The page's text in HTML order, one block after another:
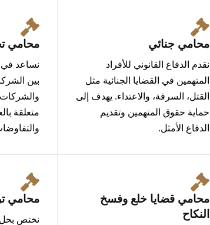
محامي جنائي
نقدم الدفاع القانوني للأفراد
المتهمين في القضايا الجنائية مثل
القتل، السرقة، والاعتداء. يهدف إلى
حماية حقوق المتهمين وتقديم
الدفاع الأمثل.
محامي
نساعد في
بين
متعلقة
محامي قضايا خلع وفسخ
النكاح
محامي
نختص بحل